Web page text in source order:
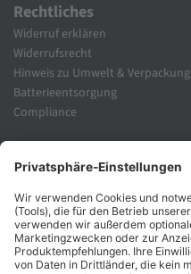
Rechtliches
Widerruf erklären
Widerrufsrecht
Hinweis zu Umwelt & Verpackung
Batterieentsorgung
Compliance
Unternehmen
Karriere